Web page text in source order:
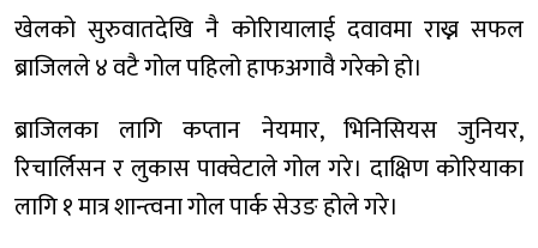
खेलको सुरुवातदेखि नै कोरिायालाई दवावमा राख्न सफल
ब्राजिलले ४ वटै गोल पहिलो हाफअगावै गरेको हो।
ब्राजिलका लागि कप्तान नेयमार, भिनिसियस जुनियर,
रिचार्लिसन र लुकास पाक्वेटाले गोल गरे। दाक्षिण कोरियाका
लागि १ मात्र शान्त्वना गोल पार्क सेउङ होले गरे।